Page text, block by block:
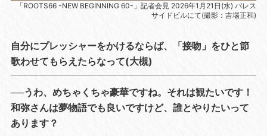
「ROOTS66 -NEW BEGINNING 60-」記者会見 2026年1月21日(水) パレス
サイドビルにて(撮影：吉場正和)
自分にプレッシャーをかけるならば、「接吻」をひと節
歌わせてもらえたらなって(大槻)
──うわ、めちゃくちゃ豪華ですね。それは観たいです！
和弥さんは夢物語でも良いですけど、誰とやりたいって
あります？